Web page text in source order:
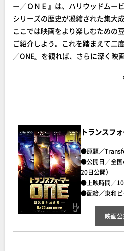
ー／ＯＮＥ』は、ハリウッドムー
シリーズの歴史が凝縮された集大
ここでは映画をより楽しむための
ご紹介しよう。これを踏まえて二
／ONE』を観れば、さらに深く映
トランスフ
●原題／
●公開日／全国
20日公開）
●上映時間／
●配給／東和ピ
映画